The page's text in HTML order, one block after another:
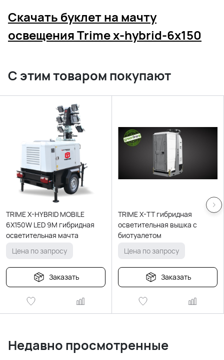
Скачать буклет на мачту
освещения Trime x-hybrid-6x150
С этим товаром покупают
TRIME X-HYBRID MOBILE
6X150W LED 9M гибридная
осветительная мачта
Цена по запросу
Заказать
TRIME X-TT гибридная
осветительная вышка с
биотуалетом
Цена по запросу
Заказать
Недавно просмотренные